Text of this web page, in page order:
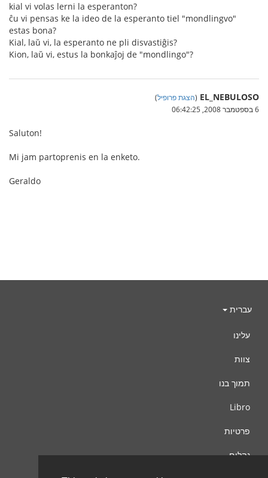
kial vi volas lerni la esperanton?
ĉu vi pensas ke la ideo de la esperanto tiel "mondlingvo"
estas bona?
Kial, laŭ vi, la esperanto ne pli disvastiĝis?
Kion, laŭ vi, estus la bonkaĵoj de "mondlingo"?
EL_NEBULOSO
(הצגת פרופיל)
6 בספטמבר 2008, 06:42:25
Saluton!
Mi jam partoprenis en la enketo.
Geraldo
עברית
עלינו
צוות
תמוך בנו
Libro
פרטיות
נהלים